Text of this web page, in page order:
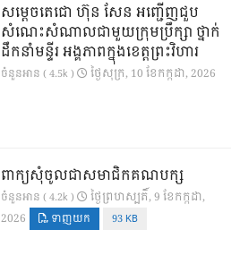
សម្តេចតេជោ ហ៊ុន សែន អញ្ជើញជួប
សំណេះសំណាលជាមួយក្រុមប្រឹក្សា ថ្នាក់
ដឹកនាំមន្ទីរ អង្គភាពក្នុងខេត្តព្រះវិហារ
ចំនួនអាន ( 4.5k ) ថ្ងៃ​សុក្រ, 10 ខែ​កក្កដា, 2026
ពាក្យសុំចូលជាសមាជិកគណបក្ស
ចំនួនអាន ( 4.2k )
ថ្ងៃ​ព្រហស្បតិ៍, 9 ខែ​កក្កដា,
2026
ទាញយក 93 KB